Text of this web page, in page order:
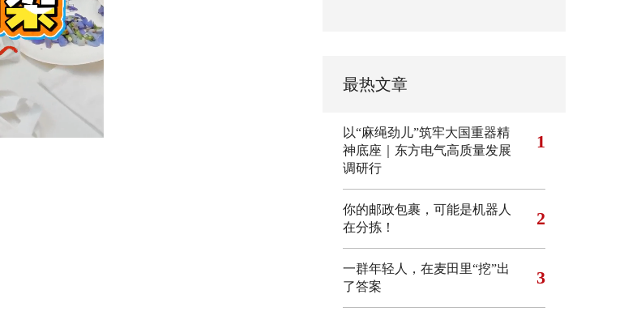
最热文章
以“麻绳劲儿”筑牢大国重器精
神底座｜东方电气高质量发展
调研行
1
你的邮政包裹，可能是机器人
在分拣！
2
一群年轻人，在麦田里“挖”出
了答案
3